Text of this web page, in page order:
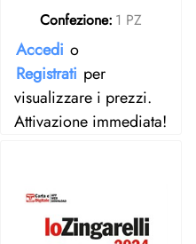
Confezione: 1 PZ
Accedi o
Registrati per
visualizzare i prezzi.
Attivazione immediata!